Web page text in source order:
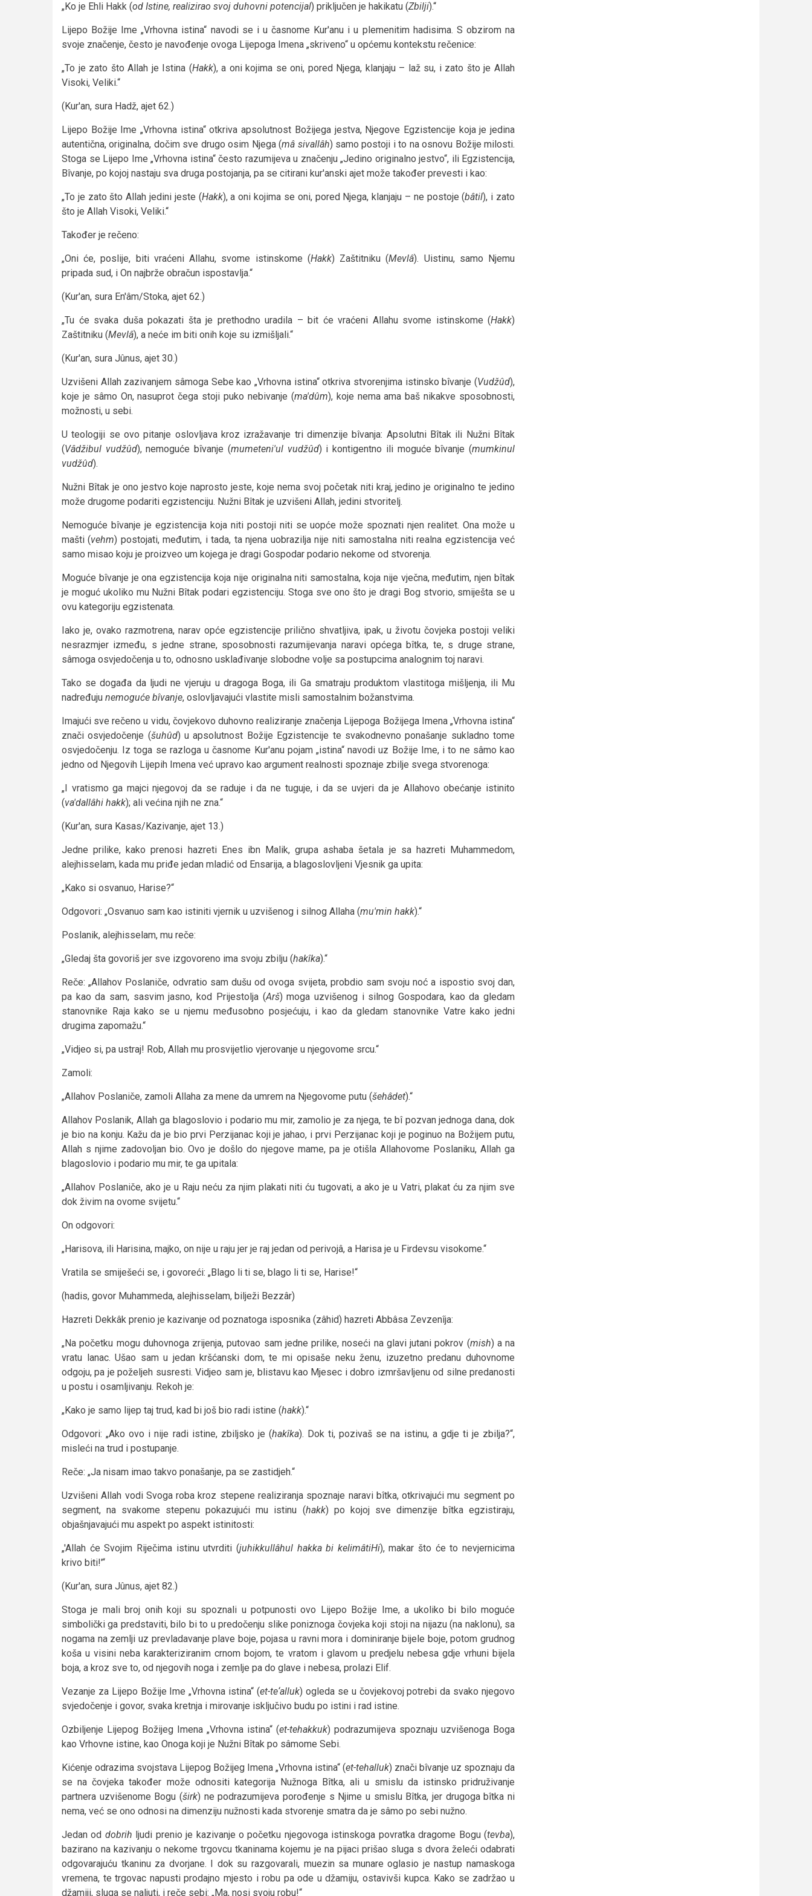
„Ko je Ehli Hakk (od Istine, realizirao svoj duhovni potencijal) priključen je hakikatu (Zbilji).“
Lijepo Božije Ime „Vrhovna istina“ navodi se i u časnome Kur'anu i u plemenitim hadisima. S obzirom na
svoje značenje, često je navođenje ovoga Lijepoga Imena „skriveno“ u općemu kontekstu rečenice:
„To je zato što Allah je Istina (Hakk), a oni kojima se oni, pored Njega, klanjaju – laž su, i zato što je Allah
Visoki, Veliki.“
(Kur'an, sura Hadž, ajet 62.)
Lijepo Božije Ime „Vrhovna istina“ otkriva apsolutnost Božijega jestva, Njegove Egzistencije koja je jedina
autentična, originalna, dočim sve drugo osim Njega (mâ sivallâh) samo postoji i to na osnovu Božije milosti.
Stoga se Lijepo Ime „Vrhovna istina“ često razumijeva u značenju „Jedino originalno jestvo“, ili Egzistencija,
Bîvanje, po kojoj nastaju sva druga postojanja, pa se citirani kur'anski ajet može također prevesti i kao:
„To je zato što Allah jedini jeste (Hakk), a oni kojima se oni, pored Njega, klanjaju – ne postoje (bâtil), i zato
što je Allah Visoki, Veliki.“
Također je rečeno:
„Oni će, poslije, biti vraćeni Allahu, svome istinskome (Hakk) Zaštitniku (Mevlâ). Uistinu, samo Njemu
pripada sud, i On najbrže obračun ispostavlja.“
(Kur'an, sura En'âm/Stoka, ajet 62.)
„Tu će svaka duša pokazati šta je prethodno uradila – bit će vraćeni Allahu svome istinskome (Hakk)
Zaštitniku (Mevlâ), a neće im biti onih koje su izmišljali.“
(Kur'an, sura Jûnus, ajet 30.)
Uzvišeni Allah zazivanjem sâmoga Sebe kao „Vrhovna istina“ otkriva stvorenjima istinsko bîvanje (Vudžûd),
koje je sâmo On, nasuprot čega stoji puko nebivanje (ma'dûm), koje nema ama baš nikakve sposobnosti,
možnosti, u sebi.
U teologiji se ovo pitanje oslovljava kroz izražavanje tri dimenzije bîvanja: Apsolutni Bîtak ili Nužni Bîtak
(Vâdžibul vudžûd), nemoguće bîvanje (mumeteni'ul vudžûd) i kontigentno ili moguće bîvanje (mumkinul
vudžûd).
Nužni Bîtak je ono jestvo koje naprosto jeste, koje nema svoj početak niti kraj, jedino je originalno te jedino
može drugome podariti egzistenciju. Nužni Bîtak je uzvišeni Allah, jedini stvoritelj.
Nemoguće bîvanje je egzistencija koja niti postoji niti se uopće može spoznati njen realitet. Ona može u
mašti (vehm) postojati, međutim, i tada, ta njena uobrazilja nije niti samostalna niti realna egzistencija već
samo misao koju je proizveo um kojega je dragi Gospodar podario nekome od stvorenja.
Moguće bîvanje je ona egzistencija koja nije originalna niti samostalna, koja nije vječna, međutim, njen bîtak
je moguć ukoliko mu Nužni Bîtak podari egzistenciju. Stoga sve ono što je dragi Bog stvorio, smiješta se u
ovu kategoriju egzistenata.
Iako je, ovako razmotrena, narav opće egzistencije prilično shvatljiva, ipak, u životu čovjeka postoji veliki
nesrazmjer između, s jedne strane, sposobnosti razumijevanja naravi općega bîtka, te, s druge strane,
sâmoga osvjedočenja u to, odnosno usklađivanje slobodne volje sa postupcima analognim toj naravi.
Tako se događa da ljudi ne vjeruju u dragoga Boga, ili Ga smatraju produktom vlastitoga mišljenja, ili Mu
nadređuju nemoguće bîvanje, oslovljavajući vlastite misli samostalnim božanstvima.
Imajući sve rečeno u vidu, čovjekovo duhovno realiziranje značenja Lijepoga Božijega Imena „Vrhovna istina“
znači osvjedočenje (šuhûd) u apsolutnost Božije Egzistencije te svakodnevno ponašanje sukladno tome
osvjedočenju. Iz toga se razloga u časnome Kur'anu pojam „istina“ navodi uz Božije Ime, i to ne sâmo kao
jedno od Njegovih Lijepih Imena već upravo kao argument realnosti spoznaje zbilje svega stvorenoga:
„I vratismo ga majci njegovoj da se raduje i da ne tuguje, i da se uvjeri da je Allahovo obećanje istinito
(va'dallâhi hakk); ali većina njih ne zna.“
(Kur'an, sura Kasas/Kazivanje, ajet 13.)
Jedne prilike, kako prenosi hazreti Enes ibn Malik, grupa ashaba šetala je sa hazreti Muhammedom,
alejhisselam, kada mu priđe jedan mladić od Ensarija, a blagoslovljeni Vjesnik ga upita:
„Kako si osvanuo, Harise?“
Odgovori: „Osvanuo sam kao istiniti vjernik u uzvišenog i silnog Allaha (mu'min hakk).“
Poslanik, alejhisselam, mu reče:
„Gledaj šta govoriš jer sve izgovoreno ima svoju zbilju (hakîka).“
Reče: „Allahov Poslaniče, odvratio sam dušu od ovoga svijeta, probdio sam svoju noć a ispostio svoj dan,
pa kao da sam, sasvim jasno, kod Prijestolja (Arš) moga uzvišenog i silnog Gospodara, kao da gledam
stanovnike Raja kako se u njemu međusobno posjećuju, i kao da gledam stanovnike Vatre kako jedni
drugima zapomažu.“
„Vidjeo si, pa ustraj! Rob, Allah mu prosvijetlio vjerovanje u njegovome srcu.“
Zamoli:
„Allahov Poslaniče, zamoli Allaha za mene da umrem na Njegovome putu (šehâdet).“
Allahov Poslanik, Allah ga blagoslovio i podario mu mir, zamolio je za njega, te bî pozvan jednoga dana, dok
je bio na konju. Kažu da je bio prvi Perzijanac koji je jahao, i prvi Perzijanac koji je poginuo na Božijem putu,
Allah s njime zadovoljan bio. Ovo je došlo do njegove mame, pa je otišla Allahovome Poslaniku, Allah ga
blagoslovio i podario mu mir, te ga upitala:
„Allahov Poslaniče, ako je u Raju neću za njim plakati niti ću tugovati, a ako je u Vatri, plakat ću za njim sve
dok živim na ovome svijetu.“
On odgovori:
„Harisova, ili Harisina, majko, on nije u raju jer je raj jedan od perivojâ, a Harisa je u Firdevsu visokome.“
Vratila se smiješeći se, i govoreći: „Blago li ti se, blago li ti se, Harise!“
(hadis, govor Muhammeda, alejhisselam, bilježi Bezzâr)
Hazreti Dekkâk prenio je kazivanje od poznatoga isposnika (zâhid) hazreti Abbâsa Zevzenîja:
„Na početku mogu duhovnoga zrijenja, putovao sam jedne prilike, noseći na glavi jutani pokrov (mish) a na
vratu lanac. Ušao sam u jedan kršćanski dom, te mi opisaše neku ženu, izuzetno predanu duhovnome
odgoju, pa je poželjeh susresti. Vidjeo sam je, blistavu kao Mjesec i dobro izmršavljenu od silne predanosti
u postu i osamljivanju. Rekoh je:
„Kako je samo lijep taj trud, kad bi još bio radi istine (hakk).“
Odgovori: „Ako ovo i nije radi istine, zbiljsko je (hakîka). Dok ti, pozivaš se na istinu, a gdje ti je zbilja?“,
misleći na trud i postupanje.
Reče: „Ja nisam imao takvo ponašanje, pa se zastidjeh.“
Uzvišeni Allah vodi Svoga roba kroz stepene realiziranja spoznaje naravi bîtka, otkrivajući mu segment po
segment, na svakome stepenu pokazujući mu istinu (hakk) po kojoj sve dimenzije bîtka egzistiraju,
objašnjavajući mu aspekt po aspekt istinitosti:
„'Allah će Svojim Riječima istinu utvrditi (juhikkullâhul hakka bi kelimâtiHi), makar što će to nevjernicima
krivo biti!'“
(Kur'an, sura Jûnus, ajet 82.)
Stoga je mali broj onih koji su spoznali u potpunosti ovo Lijepo Božije Ime, a ukoliko bi bilo moguće
simbolički ga predstaviti, bilo bi to u predočenju slike poniznoga čovjeka koji stoji na nijazu (na naklonu), sa
nogama na zemlji uz prevladavanje plave boje, pojasa u ravni mora i dominiranje bijele boje, potom grudnog
koša u visini neba karakteriziranim crnom bojom, te vratom i glavom u predjelu nebesa gdje vrhuni bijela
boja, a kroz sve to, od njegovih noga i zemlje pa do glave i nebesa, prolazi Elif.
Vezanje za Lijepo Božije Ime „Vrhovna istina“ (et-te‘alluk) ogleda se u čovjekovoj potrebi da svako njegovo
svjedočenje i govor, svaka kretnja i mirovanje isključivo budu po istini i rad istine.
Ozbiljenje Lijepog Božijeg Imena „Vrhovna istina“ (et-tehakkuk) podrazumijeva spoznaju uzvišenoga Boga
kao Vrhovne istine, kao Onoga koji je Nužni Bîtak po sâmome Sebi.
Kićenje odrazima svojstava Lijepog Božijeg Imena „Vrhovna istina“ (et-tehalluk) znači bîvanje uz spoznaju da
se na čovjeka također može odnositi kategorija Nužnoga Bîtka, ali u smislu da istinsko pridruživanje
partnera uzvišenome Bogu (širk) ne podrazumijeva porođenje s Njime u smislu Bîtka, jer drugoga bîtka ni
nema, već se ono odnosi na dimenziju nužnosti kada stvorenje smatra da je sâmo po sebi nužno.
Jedan od dobrih ljudi prenio je kazivanje o početku njegovoga istinskoga povratka dragome Bogu (tevba),
bazirano na kazivanju o nekome trgovcu tkaninama kojemu je na pijaci prišao sluga s dvora želeći odabrati
odgovarajuću tkaninu za dvorjane. I dok su razgovarali, muezin sa munare oglasio je nastup namaskoga
vremena, te trgovac napusti prodajno mjesto i robu pa ode u džamiju, ostavivši kupca. Kako se zadržao u
džamiji, sluga se naljuti, i reče sebi: „Ma, nosi svoju robu!“